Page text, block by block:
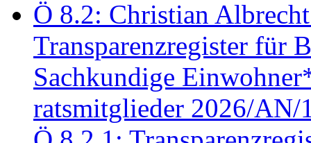
Ö 8.2: Christian
Transparenzregister für
Sachkundige
ratsmitglieder 2026/AN/